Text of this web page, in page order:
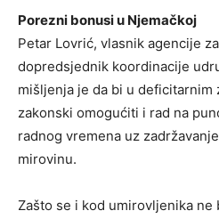
Porezni bonusi u Njemačkoj
Petar Lovrić, vlasnik agencije
dopredsjednik koordinacije
mišljenja je da bi u deficitarnim
zakonski omogućiti i rad na
radnog vremena uz
mirovinu.
Zašto se i kod umirovljenika